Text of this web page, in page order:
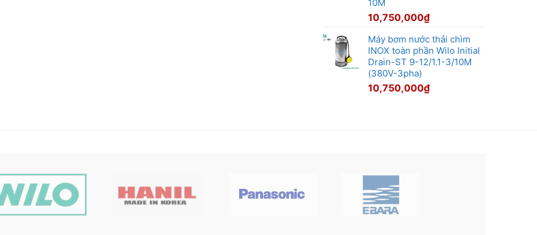
10M
10,750,000₫
Máy bơm nước thải chìm
INOX toàn phần Wilo Initial
Drain-ST 9-12/1.1-3/10M
(380V-3pha)
10,750,000₫